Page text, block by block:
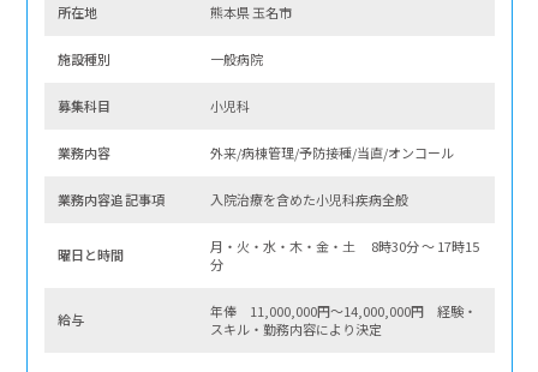
所在地 熊本県 玉名市
施設種別 一般病院
募集科⽬ 小児科
業務内容 外来/病棟管理/予防接種/当直/オンコール
業務内容追記事項 入院治療を含めた小児科疾病全般
曜⽇と時間
月・火・水・木・金・土 8時30分 〜 17時15
分
給与
年俸 11,000,000円～14,000,000円 経験・
スキル・勤務内容により決定